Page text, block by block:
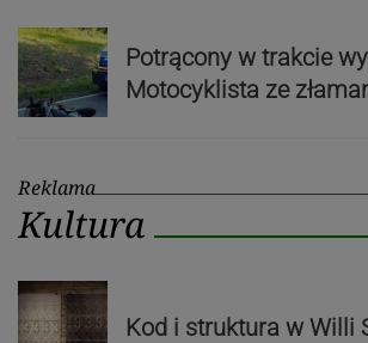
Potrącony w trakcie
Motocyklista ze
Reklama
Kultura
Kod i struktura w Willi